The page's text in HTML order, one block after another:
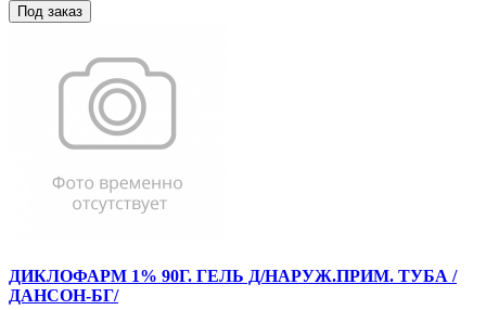
Под заказ
ДИКЛОФАРМ 1% 90Г. ГЕЛЬ Д/НАРУЖ.ПРИМ. ТУБА /
ДАНСОН-БГ/